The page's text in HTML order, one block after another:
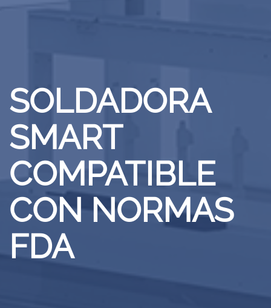
SOLDADORA
SMART
COMPATIBLE
CON NORMAS
FDA